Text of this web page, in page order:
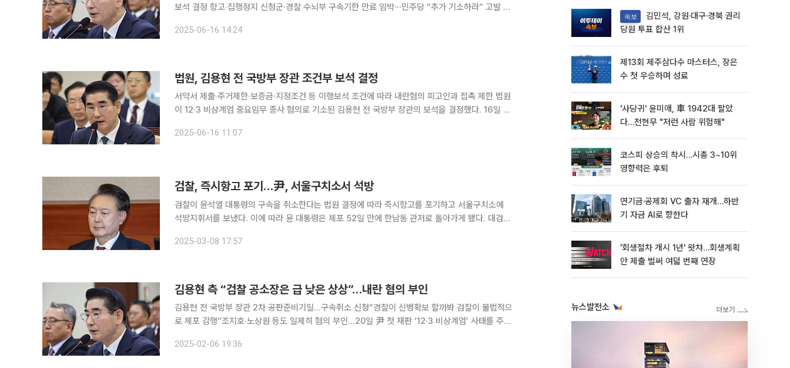
보석 결정 항고‧집행정지 신청군·경찰 수뇌부 구속기한 만료 임박⋯민주당 “추가 기소하라” 고발 내
에서 재판을 받게 된다. 김 전 장관 측은 조건부 석방에 불복
2025-06-16 14:24
법원, 김용현 전 국방부 장관 조건부 보석 결정
서약서 제출·주거제한·보증금·지정조건 등 이행보석 조건에 따라 내란혐의 피고인과 접촉 제한 법원
이 12·3 비상계엄 중요임무 종사 혐의로 기소된 김용현 전 국방부 장관의 보석을 결정했다. 16일 서
다. 재판부는 “1심의 구속기간이 최장 6개월로서 구속 기간
2025-06-16 11:07
검찰, 즉시항고 포기…尹, 서울구치소서 석방
검찰이 윤석열 대통령의 구속을 취소한다는 법원 결정에 따라 즉시항고를 포기하고 서울구치소에
석방지휘서를 보냈다. 이에 따라 윤 대통령은 체포 52일 만에 한남동 관저로 돌아가게 됐다. 대검찰
2025-03-08 17:57
김용현 측 “검찰 공소장은 급 낮은 상상”…내란 혐의 부인
김용현 전 국방부 장관 2차 공판준비기일…구속취소 신청“경찰이 신병확보 할까봐 검찰이 불법적으
로 체포 감행”조지호‧노상원 등도 일제히 혐의 부인…20일 尹 첫 재판 ‘12·3 비상계엄’ 사태를 주도
중앙지법 형사합의25부(지귀연 부장판사)는 6일 오후 내란
2025-02-06 19:36
뷰]
속보
당원 투표 합산 1위
제13회 제주삼다수 마스터스, 장은
수 첫 우승하며 성료
'사당귀' 윤미애, 車 1942대 팔았
다…전현무 "저런 사람 위험해"
코스피 상승의 착시…시총 3~10위
영향력은 후퇴
연기금·공제회 VC 출자 재개…하반
기 자금 AI로 향한다
'회생절차 개시 1년' 왓챠…회생계획
안 제출 벌써 여덟 번째 연장
뉴스발전소